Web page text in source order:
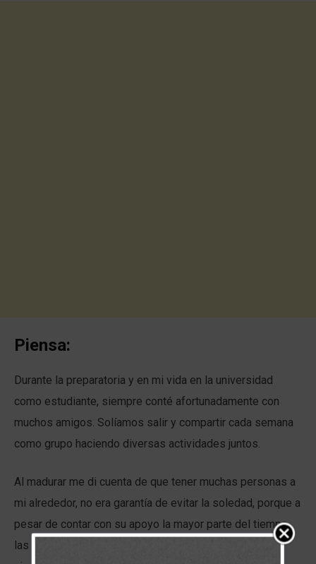
Piensa:
Durante la preparatoria y en mi vida en la universidad
como estudiante, siempre conté afortunadamente con
muchos amigos. Solíamos salir y compartir cada semana
como grupo haciendo diversas actividades juntos.
Al madurar me di cuenta de que tener muchas personas a
mi alrededor, no era garantía de evitar la soledad, porque a
pesar de contar con su apoyo la mayor parte del tiempo,
las inquietudes y aflicciones que me embargaban en